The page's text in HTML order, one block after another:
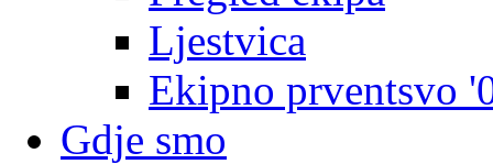
Ljestvica
Ekipno prventsvo
Gdje smo